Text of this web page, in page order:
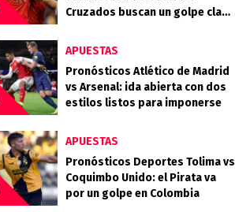
Cruzados buscan un golpe clave
APUESTAS
Pronósticos Atlético de Madrid
vs Arsenal: ida abierta con dos
estilos listos para imponerse
APUESTAS
Pronósticos Deportes Tolima vs
Coquimbo Unido: el Pirata va
por un golpe en Colombia